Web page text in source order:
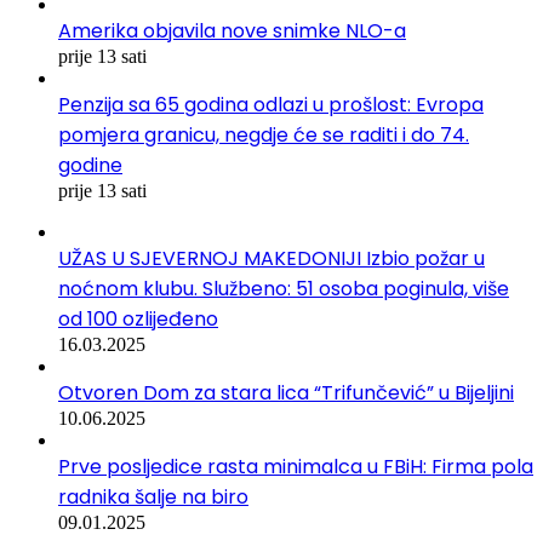
Amerika objavila nove snimke NLO-a
prije 13 sati
Penzija sa 65 godina odlazi u prošlost: Evropa
pomjera granicu, negdje će se raditi i do 74.
godine
prije 13 sati
UŽAS U SJEVERNOJ MAKEDONIJI Izbio požar u
noćnom klubu. Službeno: 51 osoba poginula, više
od 100 ozlijeđeno
16.03.2025
Otvoren Dom za stara lica “Trifunčević” u Bijeljini
10.06.2025
Prve posljedice rasta minimalca u FBiH: Firma pola
radnika šalje na biro
09.01.2025